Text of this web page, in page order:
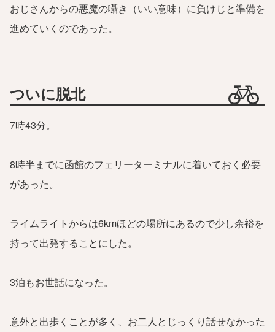
おじさんからの悪魔の囁き（いい意味）に負けじと準備を
進めていくのであった。
ついに脱北
7時43分。
8時半までに函館のフェリーターミナルに着いておく必要
があった。
ライムライトからは6kmほどの場所にあるので少し余裕を
持って出発することにした。
3泊もお世話になった。
意外と出歩くことが多く、お二人とじっくり話せなかった